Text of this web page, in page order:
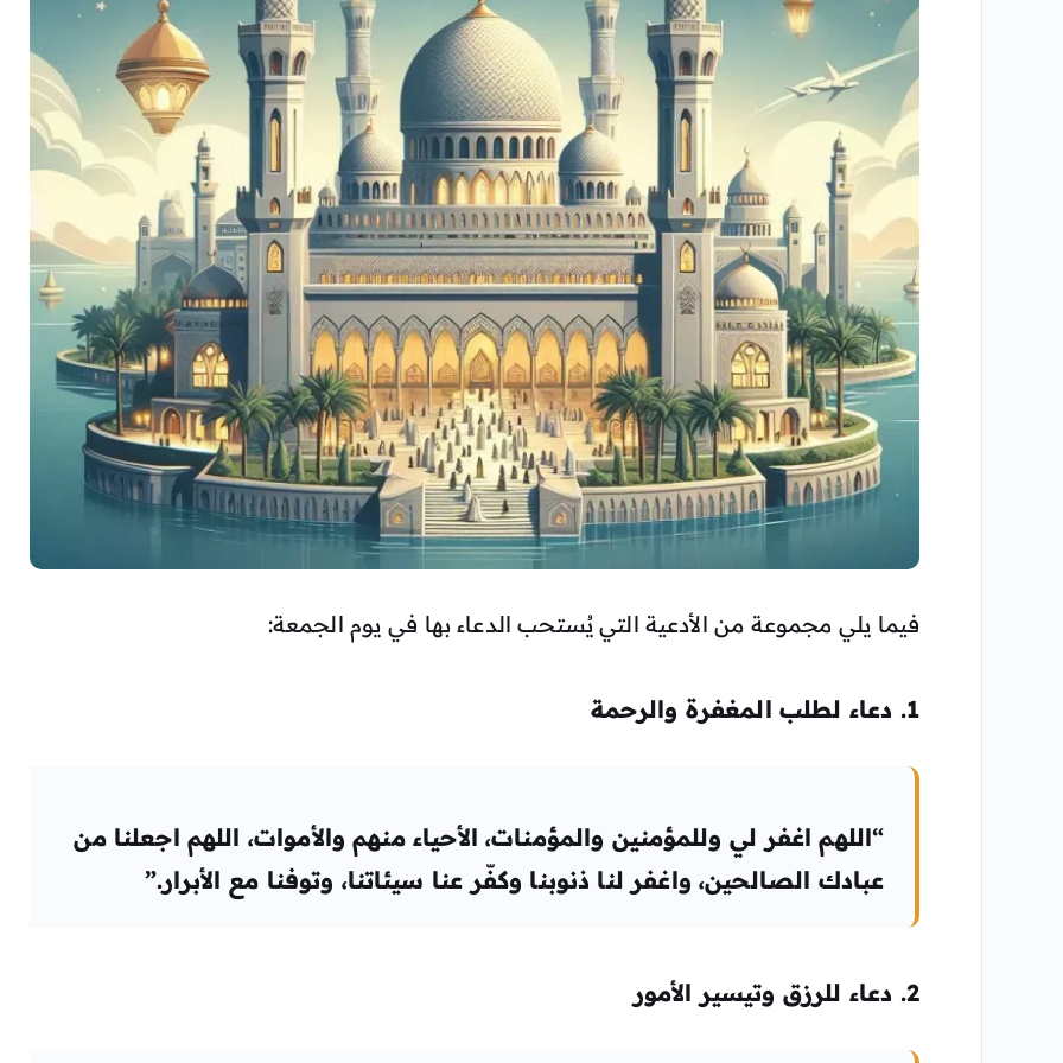
فيما يلي مجموعة من الأدعية التي يُستحب الدعاء بها في يوم الجمعة:
1. دعاء لطلب المغفرة والرحمة
“اللهم اغفر لي وللمؤمنين والمؤمنات، الأحياء منهم والأموات، اللهم اجعلنا من
عبادك الصالحين، واغفر لنا ذنوبنا وكفّر عنا سيئاتنا، وتوفنا مع الأبرار.”
2. دعاء للرزق وتيسير الأمور